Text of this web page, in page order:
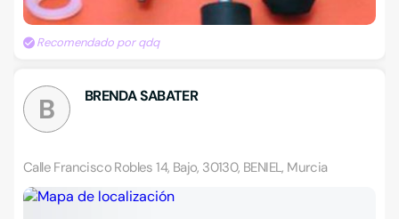
Recomendado por qdq
B BRENDA SABATER
Calle Francisco Robles 14, Bajo, 30130, BENIEL, Murcia